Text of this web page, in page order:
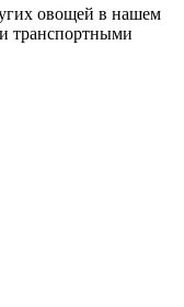
овощей в нашем
транспортными